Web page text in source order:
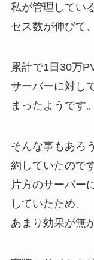
私が管理してい
セス数が伸びて、
累計で1日30万
サーバーに対し
まったようです。
そんな事もあろ
約していたので
片方のサーバー
していたため、
あまり効果が無